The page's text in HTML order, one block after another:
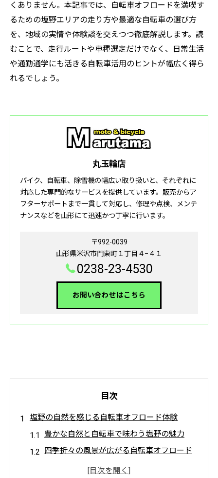
くありません。本記事では、自転車オフロードを満喫す
るための塩野エリアの走り方や最適な自転車の選び方
を、地域の実情や体験談を交えつつ徹底解説します。読
むことで、走行ルートや車種選定だけでなく、日常生活
や通勤通学にも活きる自転車活用のヒントが幅広く得ら
れるでしょう。
丸玉輪店
バイク、自転車、除雪機の幅広い取り扱いと、それぞれに
対応した専門的なサービスを提供しています。販売からア
フターサポートまで一貫して対応し、修理や点検、メンテ
ナンスなどを山形にて迅速かつ丁寧に行います。
〒992-0039
山形県米沢市門東町１丁目４−４１
0238-23-4530
お問い合わせはこちら
目次
塩野の自然を感じる自転車オフロード体験
豊かな自然と自転車で味わう塩野の魅力
四季折々の風景が広がる自転車オフロード